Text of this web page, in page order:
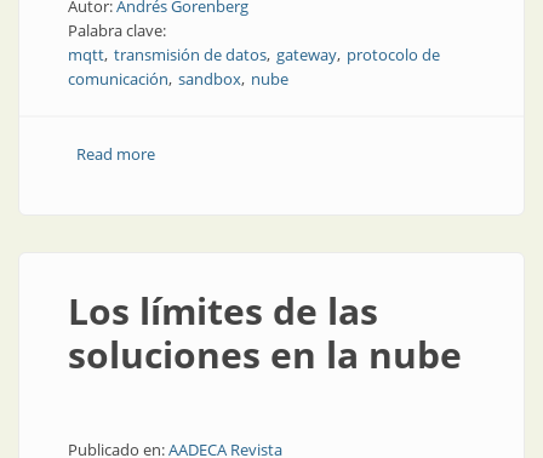
Autor:Andrés Gorenberg
Palabra clave:
mqtt transmisión de datos gateway protocolo de
comunicación sandbox nube
Read moreabout Selección del gateway industrial IoT adecuado
Los límites de las
soluciones en la nube
Publicado en:AADECA Revista